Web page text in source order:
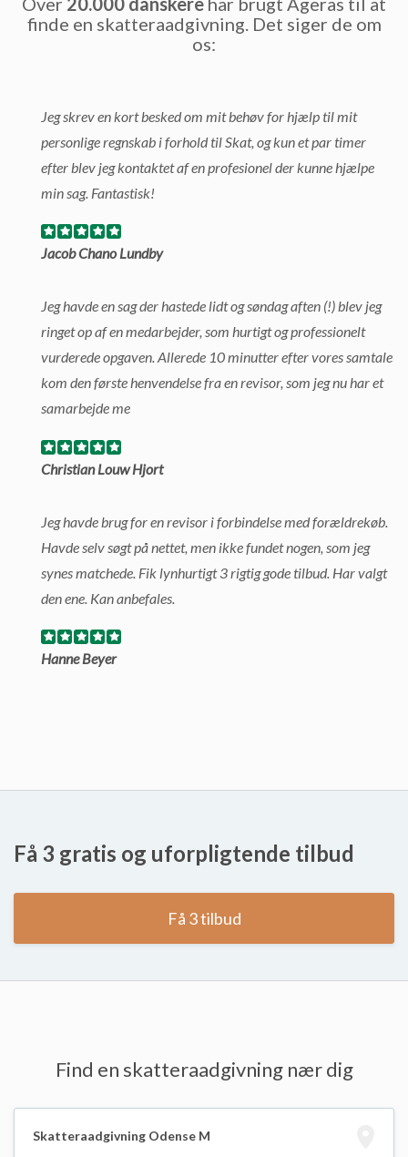
finde en skatteraadgivning. Det siger de om
os:
Jeg skrev en kort besked om mit behøv for hjælp til mit
personlige regnskab i forhold til Skat, og kun et par timer
efter blev jeg kontaktet af en profesionel der kunne hjælpe
min sag. Fantastisk!
Jacob Chano Lundby
Jeg havde en sag der hastede lidt og søndag aften (!) blev jeg
ringet op af en medarbejder, som hurtigt og professionelt
vurderede opgaven. Allerede 10 minutter efter vores samtale
kom den første henvendelse fra en revisor, som jeg nu har et
samarbejde me
Christian Louw Hjort
Jeg havde brug for en revisor i forbindelse med forældrekøb.
Havde selv søgt på nettet, men ikke fundet nogen, som jeg
synes matchede. Fik lynhurtigt 3 rigtig gode tilbud. Har valgt
den ene. Kan anbefales.
Hanne Beyer
Få 3 gratis og uforpligtende tilbud
Få 3 tilbud
Find en skatteraadgivning nær dig
Skatteraadgivning Odense M